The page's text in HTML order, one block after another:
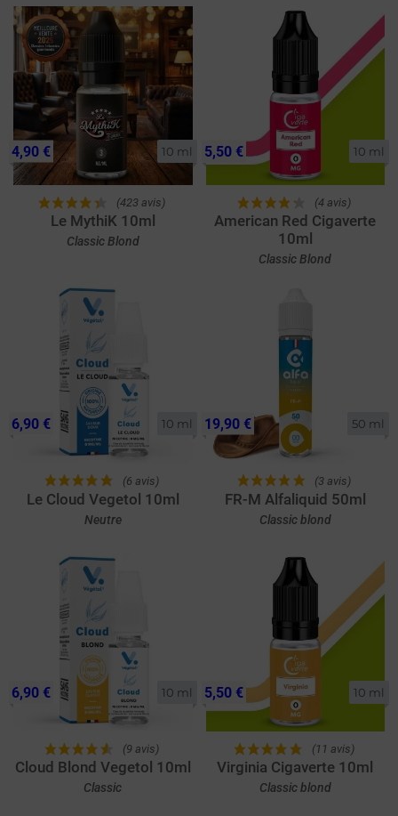
10 ml
(423 avis)
Le MythiK 10ml
Classic Blond
4,90 € 10 ml
(4 avis)
American Red Cigaverte
10ml
Classic Blond
5,50 €
10 ml
(6 avis)
Le Cloud Vegetol 10ml
Neutre
6,90 € 50 ml
(3 avis)
FR-M Alfaliquid 50ml
Classic blond
19,90 €
10 ml
(9 avis)
Cloud Blond Vegetol 10ml
Classic
6,90 € 10 ml
(11 avis)
Virginia Cigaverte 10ml
Classic blond
5,50 €